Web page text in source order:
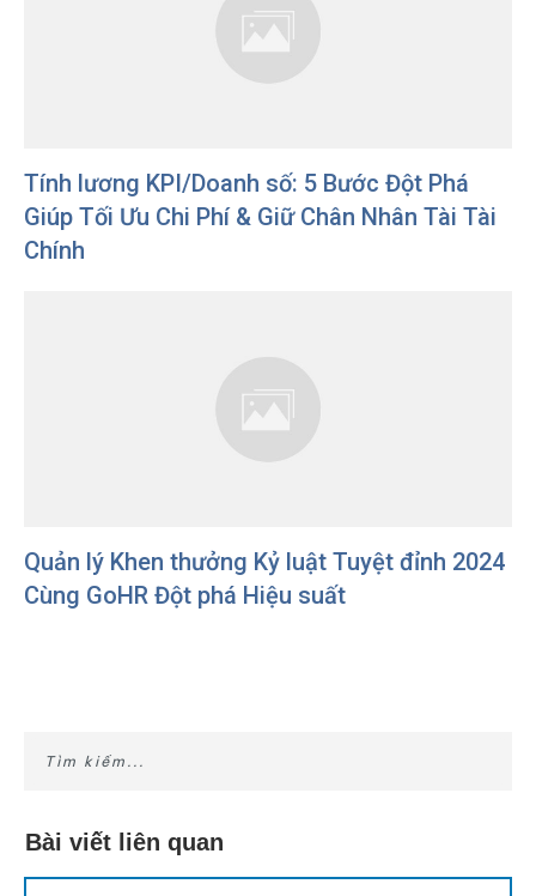
Tính lương KPI/Doanh số: 5 Bước Đột Phá
Giúp Tối Ưu Chi Phí & Giữ Chân Nhân Tài Tài
Chính
Quản lý Khen thưởng Kỷ luật Tuyệt đỉnh 2024
Cùng GoHR Đột phá Hiệu suất
Bài viết liên quan